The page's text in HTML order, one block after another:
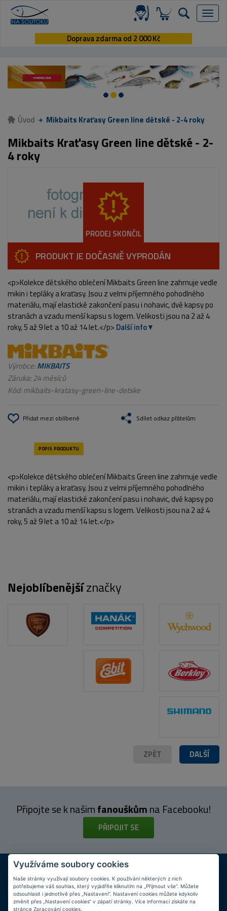
Menu
Doprava zdarma od 2 000 Kč
Úvod Mikbaits Kraťasy Green line dětské - 2-4 roky
Mikbaits Kraťasy Green line dětské - 2-
4 roky
PRODEJ SKONČIL
PRODUKT JE DOČASNĚ VYPRODÁN
<p>Kolekce dětského oblečení Mikbaits Green line zahrnuje vedle
mikin i tepláky a kraťasy. Jsou z velmi příjemného pohodlného
materiálu, mají elastické zakončení pasu i nohavic, dvě kapsy po
stranách a vzadu menší kapsu s logem. Velikosti jsou na 2 až 4
roky, 5 až 9 let a 10 až 14 let.</p> Další info
Výrobce:MIKBAITS
Záruka: 24 měsíců
Kód:mikbaits-kratasy-green-line-detske
Přidat mezi oblíbené Sdílet odkaz přátelům
<p>Kolekce dětského oblečení Mikbaits Green line zahrnuje vedle
mikin i tepláky a kraťasy. Jsou z velmi příjemného pohodlného
materiálu, mají elastické zakončení pasu i nohavic, dvě kapsy po
stranách a vzadu menší kapsu s logem. Velikosti jsou na 2 až 4
roky, 5 až 9 let a 10 až 14 let.</p>
Nejoblíbenějšíznačky
DALŠÍ
ZPĚT
Připojte se k našimfanouškůmna Facebooku!
PŘIPOJIT SE
DOPRAVA ZDARMA
Při nákupu nad 2 000 Kč
KAMENNÉ PRODEJNY
Jsme na trhu více než 10 let
Tipyk nákupu
Využíváme soubory cookies
Naše stránky využívají soubory cookies. K používání některých z nich
potřebujeme váš souhlas, který vyjádříte kliknutím na „Přijmout vše“. Můžete
odsouhlasit i jednotlivě přes „Nastavení“. Nastavení cookies můžete kdykoliv
změnit přes „Nastavení cookies“ v zápatí stránky. Více informací získáte na
stránce Zpracování cookies.